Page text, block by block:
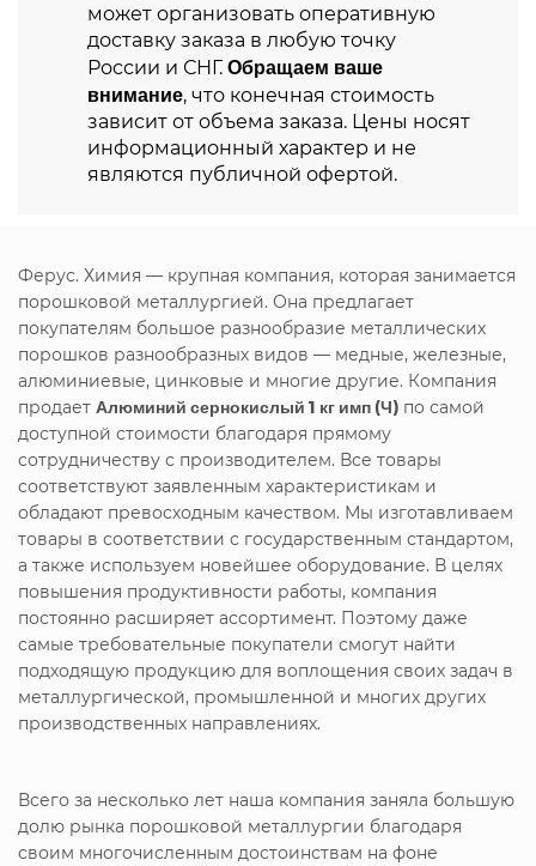
может организовать оперативную
доставку заказа в любую точку
России и СНГ. Обращаем ваше
внимание, что конечная стоимость
зависит от объема заказа. Цены носят
информационный характер и не
являются публичной офертой.
Ферус. Химия — крупная компания, которая занимается
порошковой металлургией. Она предлагает
покупателям большое разнообразие металлических
порошков разнообразных видов — медные, железные,
алюминиевые, цинковые и многие другие. Компания
продает Алюминий сернокислый 1 кг имп (Ч) по самой
доступной стоимости благодаря прямому
сотрудничеству с производителем. Все товары
соответствуют заявленным характеристикам и
обладают превосходным качеством. Мы изготавливаем
товары в соответствии с государственным стандартом,
а также используем новейшее оборудование. В целях
повышения продуктивности работы, компания
постоянно расширяет ассортимент. Поэтому даже
самые требовательные покупатели смогут найти
подходящую продукцию для воплощения своих задач в
металлургической, промышленной и многих других
производственных направлениях.
Всего за несколько лет наша компания заняла большую
долю рынка порошковой металлургии благодаря
своим многочисленным достоинствам на фоне